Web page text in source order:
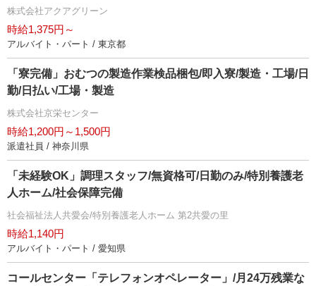
株式会社アクアグリーン
時給1,375円～
アルバイト・パート / 東京都
「寮完備」おむつの製造作業検品梱包/即入寮/製造・工場/日
勤/日払い/工場・製造
株式会社京栄センター
時給1,200円～1,500円
派遣社員 / 神奈川県
「未経験OK」調理スタッフ/無資格可/日勤のみ/特別養護老
人ホーム/社会保障完備
社会福祉法人共愛会/特別養護老人ホーム 第2共愛の里
時給1,140円
アルバイト・パート / 愛知県
コールセンター「テレフォンオペレーター」/月24万残業な